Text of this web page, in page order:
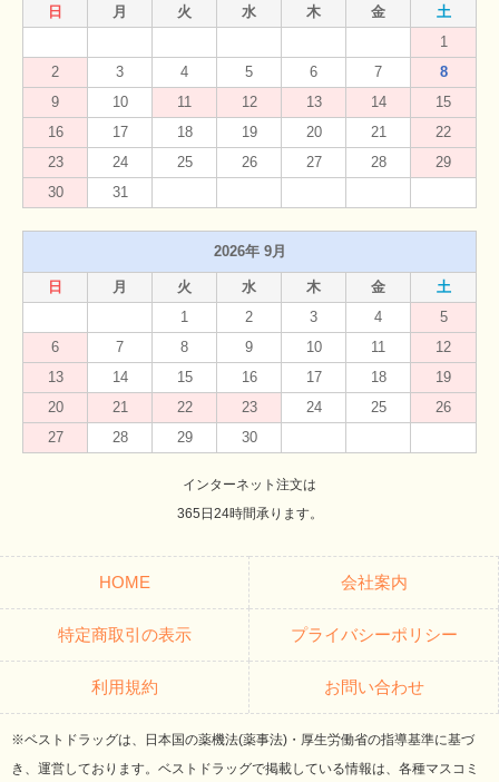
日 月 火 水 木 金
土
1
2
3 4 5 6 7
8
9
10 11 12 13 14
15
16
17 18 19 20 21
22
23
24 25 26 27 28
29
30
31
2026年 9月
日 月 火 水 木 金
土
1
2 3 4
5
6
7 8 9 10 11
12
13
14 15 16 17 18
19
20
21 22 23 24 25
26
27
28 29 30
インターネット注文は
365日24時間承ります。
HOME 会社案内
特定商取引の表示 プライバシーポリシー
利用規約 お問い合わせ
※ベストドラッグは、日本国の薬機法(薬事法)・厚生労働省の指導基準に基づ
き、運営しております。ベストドラッグで掲載している情報は、各種マスコミ